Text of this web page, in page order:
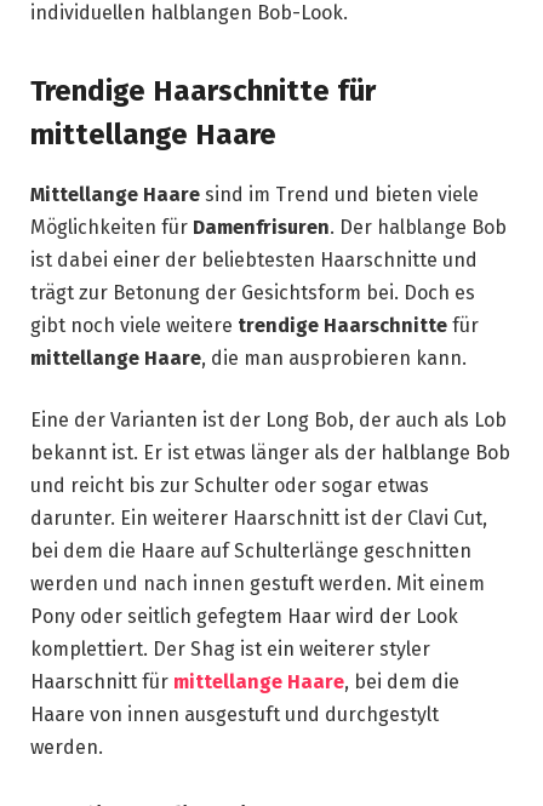
individuellen halblangen Bob-Look.
Trendige Haarschnitte für
mittellange Haare
Mittellange Haare sind im Trend und bieten viele
Möglichkeiten für Damenfrisuren. Der halblange Bob
ist dabei einer der beliebtesten Haarschnitte und
trägt zur Betonung der Gesichtsform bei. Doch es
gibt noch viele weitere trendige Haarschnitte für
mittellange Haare, die man ausprobieren kann.
Eine der Varianten ist der Long Bob, der auch als Lob
bekannt ist. Er ist etwas länger als der halblange Bob
und reicht bis zur Schulter oder sogar etwas
darunter. Ein weiterer Haarschnitt ist der Clavi Cut,
bei dem die Haare auf Schulterlänge geschnitten
werden und nach innen gestuft werden. Mit einem
Pony oder seitlich gefegtem Haar wird der Look
komplettiert. Der Shag ist ein weiterer styler
Haarschnitt für mittellange Haare, bei dem die
Haare von innen ausgestuft und durchgestylt
werden.